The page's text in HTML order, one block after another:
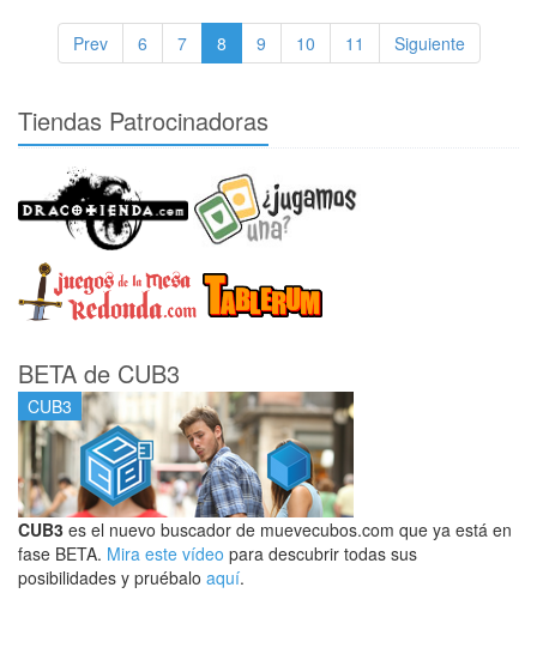
Prev 6 7 8 9 10 11 Siguiente
Tiendas Patrocinadoras
BETA de CUB3
CUB3
CUB3 es el nuevo buscador de muevecubos.com que ya está en
fase BETA. Mira este vídeo para descubrir todas sus
posibilidades y pruébalo aquí.